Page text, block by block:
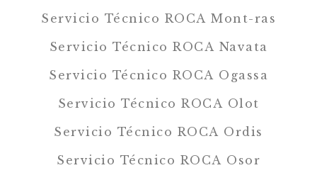
Servicio Técnico ROCA Mont-ras
Servicio Técnico ROCA Navata
Servicio Técnico ROCA Ogassa
Servicio Técnico ROCA Olot
Servicio Técnico ROCA Ordis
Servicio Técnico ROCA Osor